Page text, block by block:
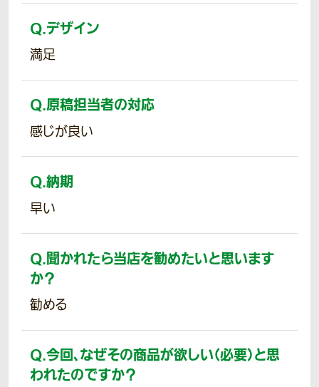
Q.デザイン
満足
Q.原稿担当者の対応
感じが良い
Q.納期
早い
Q.聞かれたら当店を勧めたいと思います
か？
勧める
Q.今回、なぜその商品が欲しい（必要）と思
われたのですか？